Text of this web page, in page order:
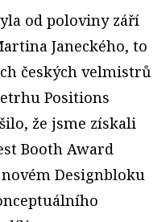
od poloviny září
Janeckého, to
českých velmistrů
Positions
že jsme získali
Booth Award
Designbloku